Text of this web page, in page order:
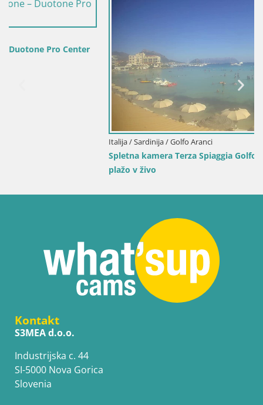
Italija / Sardinija / Golfo Aranci
Spletna kamera Terza Spiaggia Golfo Aranci – Pogled na
Kontakt
S3MEA d.o.o.
Industrijska c. 44
SI-5000 Nova Gorica
Slovenia